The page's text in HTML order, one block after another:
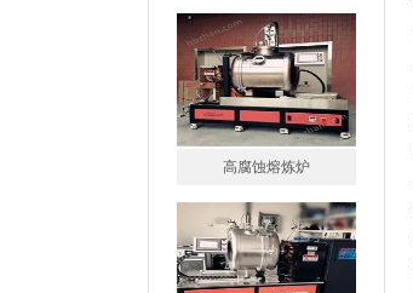
一托二真空熔炼炉